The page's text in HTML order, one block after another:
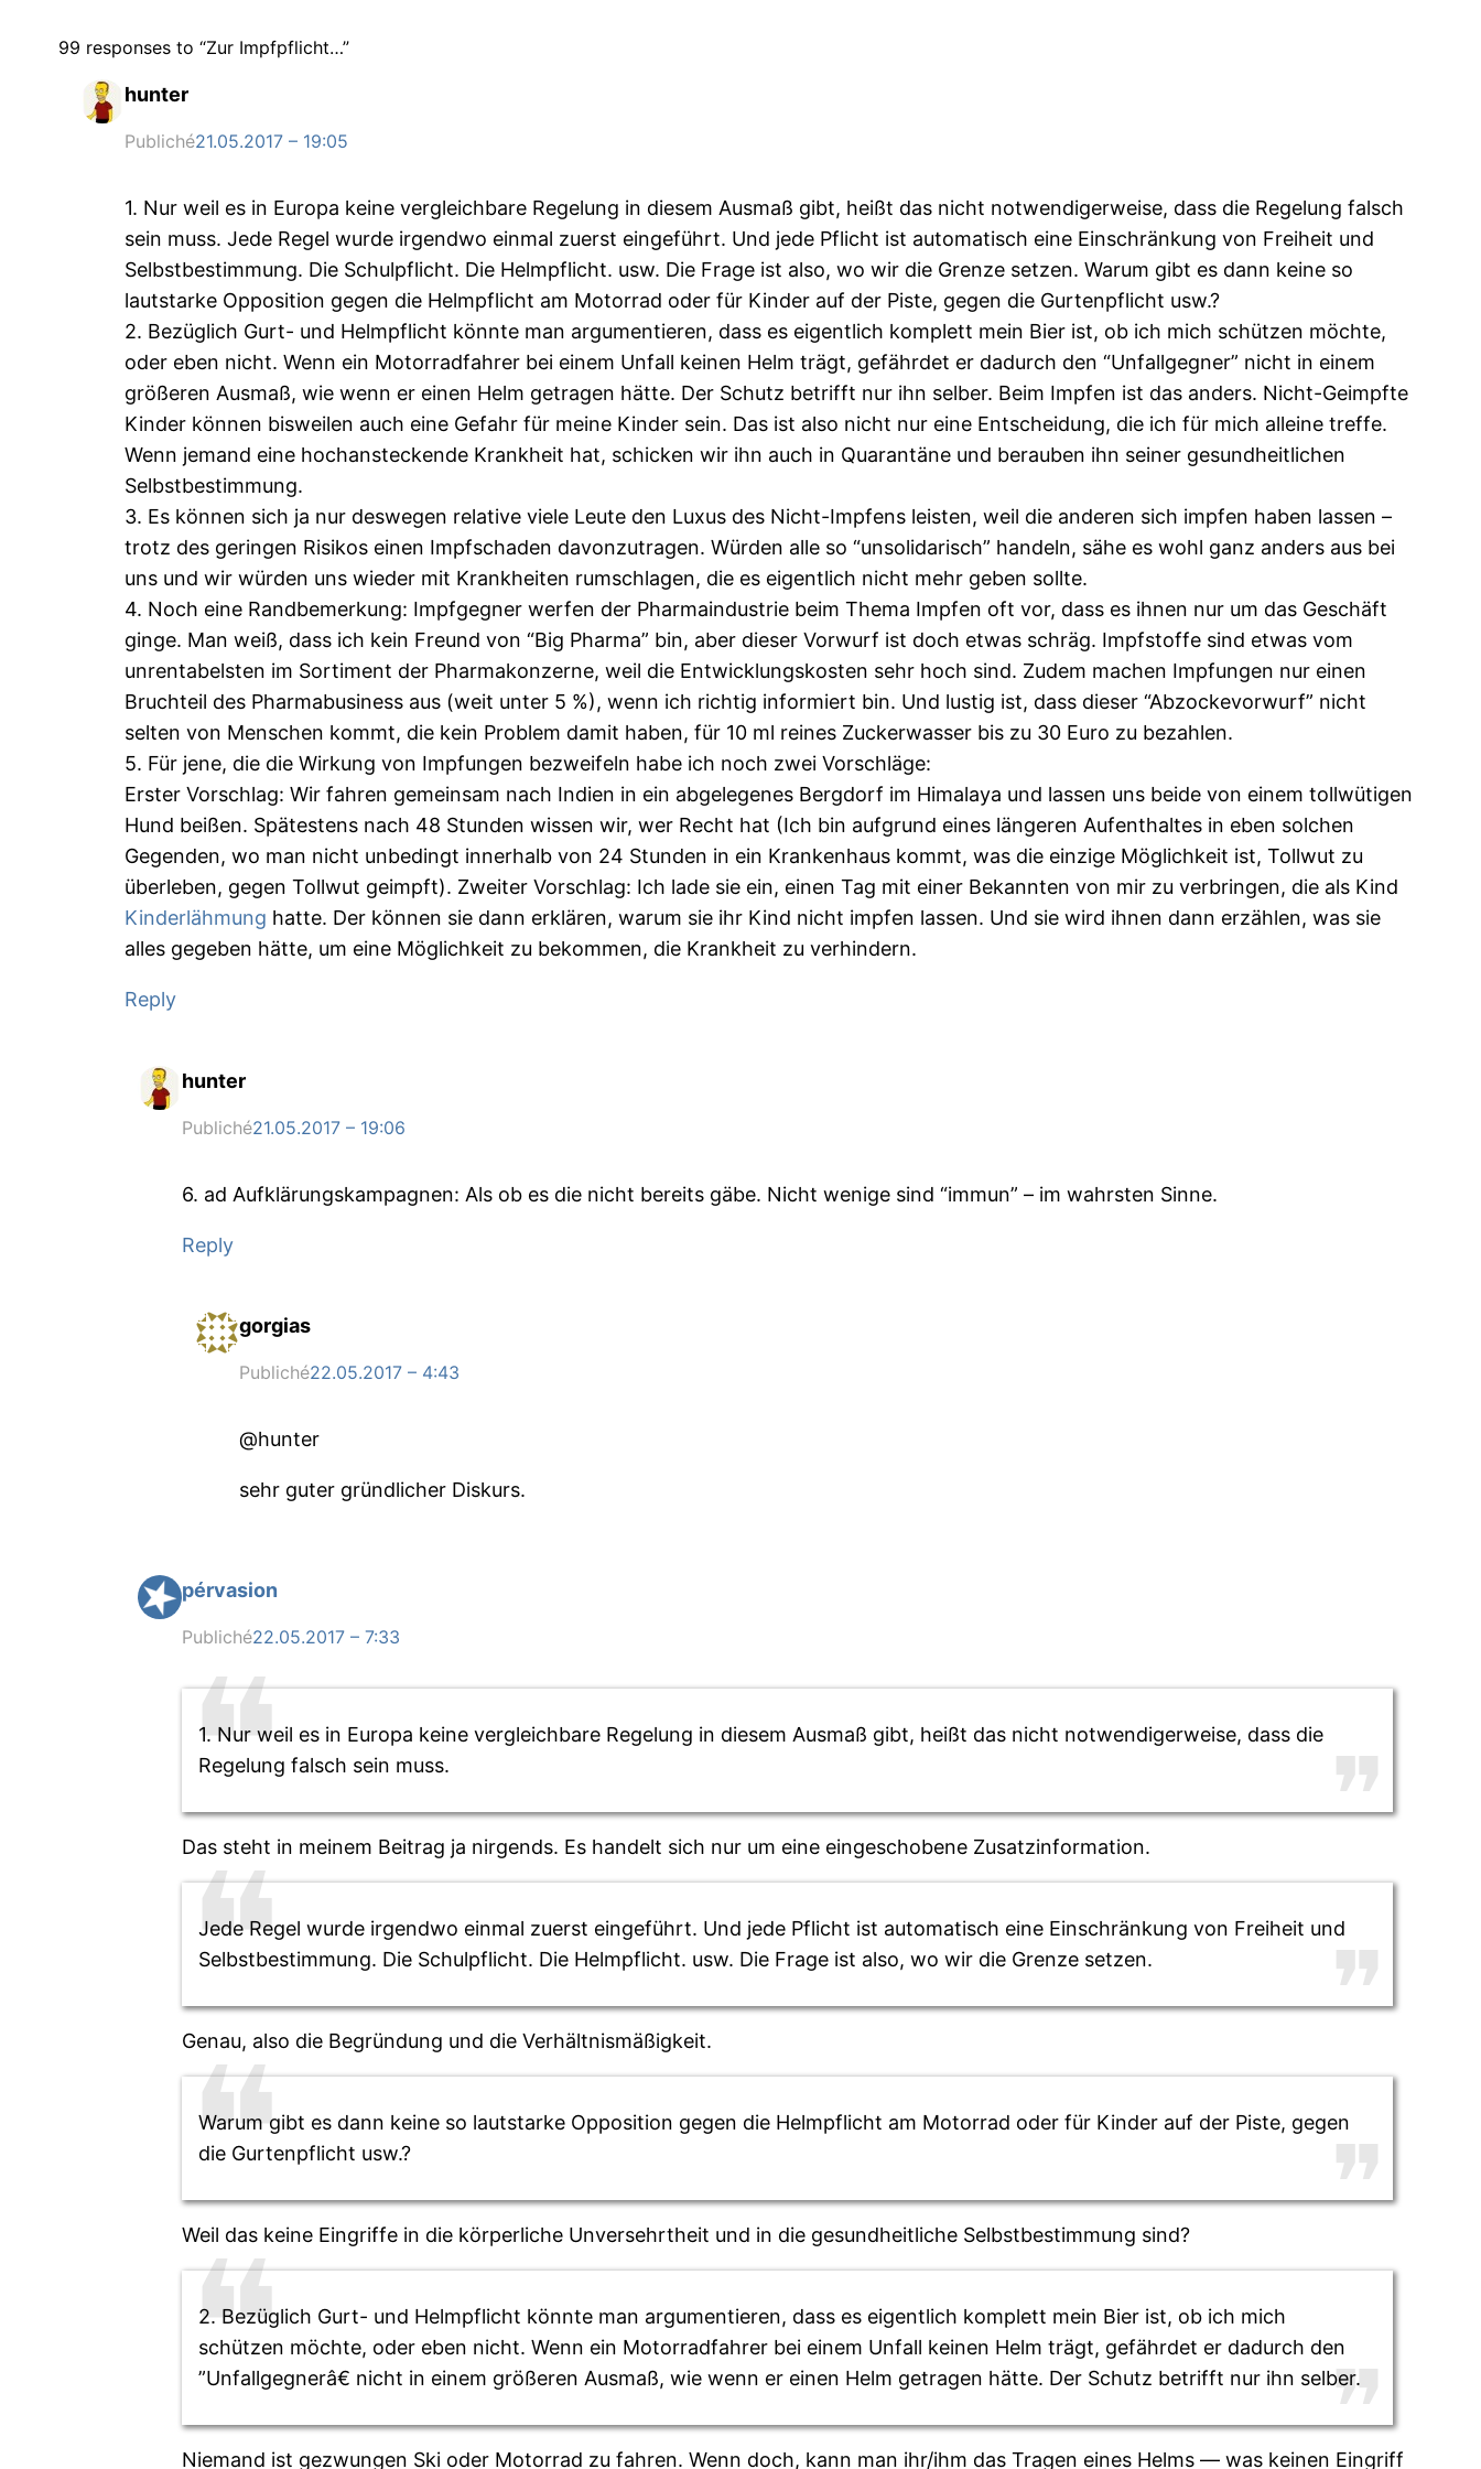
99 responses to “Zur Impfpflicht…”
hunter
Publiché21.05.2017 – 19:05
1. Nur weil es in Europa keine vergleichbare Regelung in diesem Ausmaß gibt, heißt das nicht notwendigerweise, dass die Regelung falsch
sein muss. Jede Regel wurde irgendwo einmal zuerst eingeführt. Und jede Pflicht ist automatisch eine Einschränkung von Freiheit und
Selbstbestimmung. Die Schulpflicht. Die Helmpflicht. usw. Die Frage ist also, wo wir die Grenze setzen. Warum gibt es dann keine so
lautstarke Opposition gegen die Helmpflicht am Motorrad oder für Kinder auf der Piste, gegen die Gurtenpflicht usw.?
2. Bezüglich Gurt- und Helmpflicht könnte man argumentieren, dass es eigentlich komplett mein Bier ist, ob ich mich schützen möchte,
oder eben nicht. Wenn ein Motorradfahrer bei einem Unfall keinen Helm trägt, gefährdet er dadurch den “Unfallgegner” nicht in einem
größeren Ausmaß, wie wenn er einen Helm getragen hätte. Der Schutz betrifft nur ihn selber. Beim Impfen ist das anders. Nicht-Geimpfte
Kinder können bisweilen auch eine Gefahr für meine Kinder sein. Das ist also nicht nur eine Entscheidung, die ich für mich alleine treffe.
Wenn jemand eine hochansteckende Krankheit hat, schicken wir ihn auch in Quarantäne und berauben ihn seiner gesundheitlichen
Selbstbestimmung.
3. Es können sich ja nur deswegen relative viele Leute den Luxus des Nicht-Impfens leisten, weil die anderen sich impfen haben lassen –
trotz des geringen Risikos einen Impfschaden davonzutragen. Würden alle so “unsolidarisch” handeln, sähe es wohl ganz anders aus bei
uns und wir würden uns wieder mit Krankheiten rumschlagen, die es eigentlich nicht mehr geben sollte.
4. Noch eine Randbemerkung: Impfgegner werfen der Pharmaindustrie beim Thema Impfen oft vor, dass es ihnen nur um das Geschäft
ginge. Man weiß, dass ich kein Freund von “Big Pharma” bin, aber dieser Vorwurf ist doch etwas schräg. Impfstoffe sind etwas vom
unrentabelsten im Sortiment der Pharmakonzerne, weil die Entwicklungskosten sehr hoch sind. Zudem machen Impfungen nur einen
Bruchteil des Pharmabusiness aus (weit unter 5 %), wenn ich richtig informiert bin. Und lustig ist, dass dieser “Abzockevorwurf” nicht
selten von Menschen kommt, die kein Problem damit haben, für 10 ml reines Zuckerwasser bis zu 30 Euro zu bezahlen.
5. Für jene, die die Wirkung von Impfungen bezweifeln habe ich noch zwei Vorschläge:
Erster Vorschlag: Wir fahren gemeinsam nach Indien in ein abgelegenes Bergdorf im Himalaya und lassen uns beide von einem tollwütigen
Hund beißen. Spätestens nach 48 Stunden wissen wir, wer Recht hat (Ich bin aufgrund eines längeren Aufenthaltes in eben solchen
Gegenden, wo man nicht unbedingt innerhalb von 24 Stunden in ein Krankenhaus kommt, was die einzige Möglichkeit ist, Tollwut zu
überleben, gegen Tollwut geimpft). Zweiter Vorschlag: Ich lade sie ein, einen Tag mit einer Bekannten von mir zu verbringen, die als Kind
Kinderlähmung hatte. Der können sie dann erklären, warum sie ihr Kind nicht impfen lassen. Und sie wird ihnen dann erzählen, was sie
alles gegeben hätte, um eine Möglichkeit zu bekommen, die Krankheit zu verhindern.
Reply
hunter
Publiché21.05.2017 – 19:06
6. ad Aufklärungskampagnen: Als ob es die nicht bereits gäbe. Nicht wenige sind “immun” – im wahrsten Sinne.
Reply
gorgias
Publiché22.05.2017 – 4:43
@hunter
sehr guter gründlicher Diskurs.
pérvasion
Publiché22.05.2017 – 7:33
1. Nur weil es in Europa keine vergleichbare Regelung in diesem Ausmaß gibt, heißt das nicht notwendigerweise, dass die
Regelung falsch sein muss.
Das steht in meinem Beitrag ja nirgends. Es handelt sich nur um eine eingeschobene Zusatzinformation.
Jede Regel wurde irgendwo einmal zuerst eingeführt. Und jede Pflicht ist automatisch eine Einschränkung von Freiheit und
Selbstbestimmung. Die Schulpflicht. Die Helmpflicht. usw. Die Frage ist also, wo wir die Grenze setzen.
Genau, also die Begründung und die Verhältnismäßigkeit.
Warum gibt es dann keine so lautstarke Opposition gegen die Helmpflicht am Motorrad oder für Kinder auf der Piste, gegen
die Gurtenpflicht usw.?
Weil das keine Eingriffe in die körperliche Unversehrtheit und in die gesundheitliche Selbstbestimmung sind?
2. Bezüglich Gurt- und Helmpflicht könnte man argumentieren, dass es eigentlich komplett mein Bier ist, ob ich mich
schützen möchte, oder eben nicht. Wenn ein Motorradfahrer bei einem Unfall keinen Helm trägt, gefährdet er dadurch den
”Unfallgegnerâ€ nicht in einem größeren Ausmaß, wie wenn er einen Helm getragen hätte. Der Schutz betrifft nur ihn selber.
Niemand ist gezwungen Ski oder Motorrad zu fahren. Wenn doch, kann man ihr/ihm das Tragen eines Helms — was keinen Eingriff